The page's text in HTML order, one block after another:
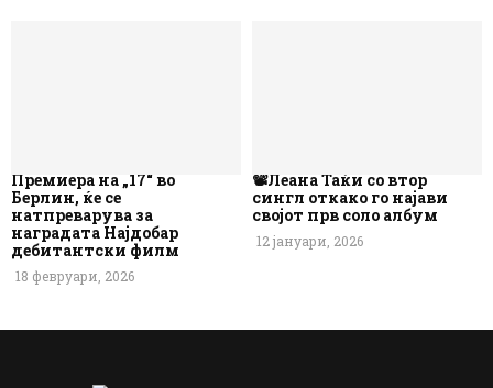
Премиера на „17“ во
Берлин, ќе се
натпреварува за
наградата Најдобар
дебитантски филм
18 февруари, 2026
📽️Леана Таќи со втор
сингл откако го најави
својот прв соло албум
12 јануари, 2026